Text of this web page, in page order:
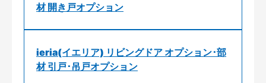
材 開き戸オプション
ieria(イエリア) リビングドア オプション･部
材 引戸･吊戸オプション